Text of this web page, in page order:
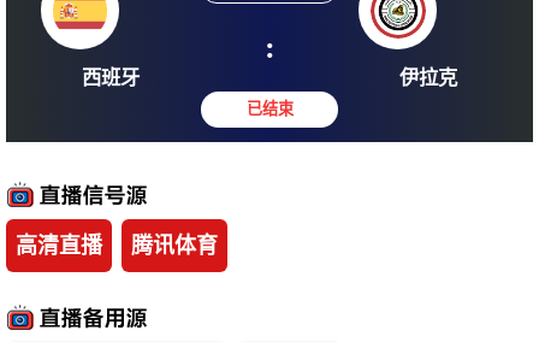
:
高清直播 腾讯体育